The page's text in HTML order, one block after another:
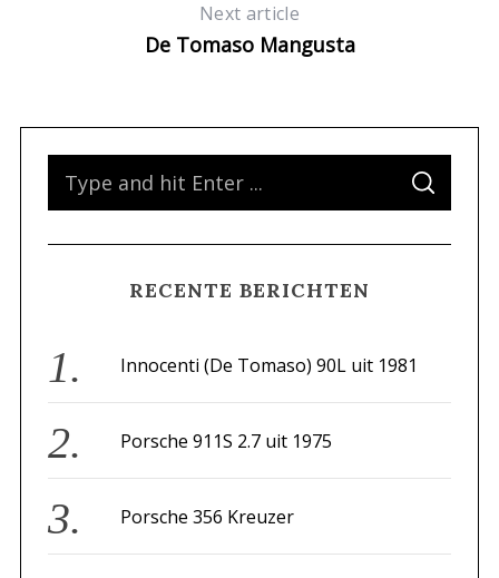
Next article
De Tomaso Mangusta
f
o
:
S
A
C
RECENTE BERICHTEN
Innocenti (De Tomaso) 90L uit 1981
Porsche 911S 2.7 uit 1975
Porsche 356 Kreuzer